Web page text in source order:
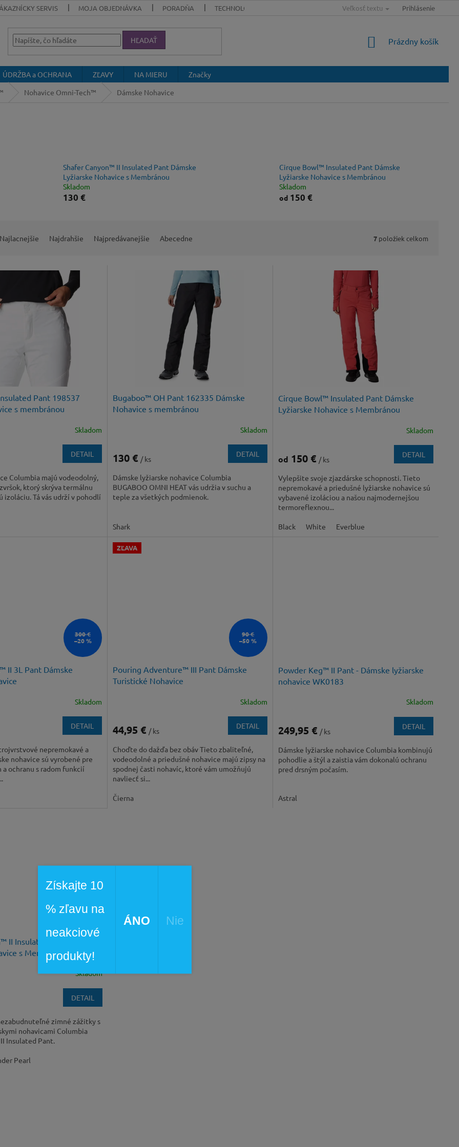
SERVIS MOJA OBJEDNÁVKA PORADŇA TECHNOLÓGIE MAPA SERVERU VEĽKOSŤ
Veľkosť textu Prihlásenie
HĽADAŤ
NÁKUPNÝ
Prázdny košík
ÚDRŽBA a OCHRANA ZĽAVY NA MIERU
Značky
Nohavice Omni-Tech™ Dámske Nohavice
Shafer Canyon™ II Insulated Pant Dámske
Lyžiarske Nohavice s Membránou
Skladom
130 €
Cirque Bowl™ Insulated Pant Dámske
Lyžiarske Nohavice s Membránou
Skladom
od150 €
Najlacnejšie Najdrahšie Najpredávanejšie Abecedne 7položiek celkom
Pant 198537
s membránou
Skladom
DETAIL
Columbia majú vodeodolný,
ktorý skrýva termálnu
izoláciu. Tá vás udrží v pohodlí
Bugaboo™ OH Pant 162335 Dámske
Nohavice s membránou
Skladom
130 € / ks
DETAIL
Dámske lyžiarske nohavice Columbia
BUGABOO OMNI HEAT vás udržia v suchu a
teple za všetkých podmienok.
Shark
Cirque Bowl™ Insulated Pant Dámske
Lyžiarske Nohavice s Membránou
Skladom
od 150 € / ks
DETAIL
Vylepšite svoje zjazdárske schopnosti. Tieto
nepremokavé a priedušné lyžiarske nohavice sú
vybavené izoláciou a našou najmodernejšou
termoreflexnou...
Black White Everblue
300 €
–20 %
II 3L Pant Dámske
Skladom
DETAIL
nepremokavé a
nohavice sú vyrobené pre
ochranu s radom funkcií
ZĽAVA
90 €
–50 %
Pouring Adventure™ III Pant Dámske
Turistické Nohavice
Skladom
44,95 € / ks
DETAIL
Choďte do dažďa bez obáv Tieto zbaliteľné,
vodeodolné a priedušné nohavice majú zipsy na
spodnej časti nohavíc, ktoré vám umožňujú
navliecť si...
Čierna
Powder Keg™ II Pant - Dámske lyžiarske
nohavice WK0183
Skladom
249,95 € / ks
DETAIL
Dámske lyžiarske nohavice Columbia kombinujú
pohodlie a štýl a zaistia vám dokonalú ochranu
pred drsným počasím.
Astral
II Insulated Pant Dámske
s Membránou
Skladom
DETAIL
zimné zážitky s
nohavicami Columbia
Insulated Pant.
Pearl
Získajte 10
% zľavu na
neakciové
produkty!
ÁNO Nie